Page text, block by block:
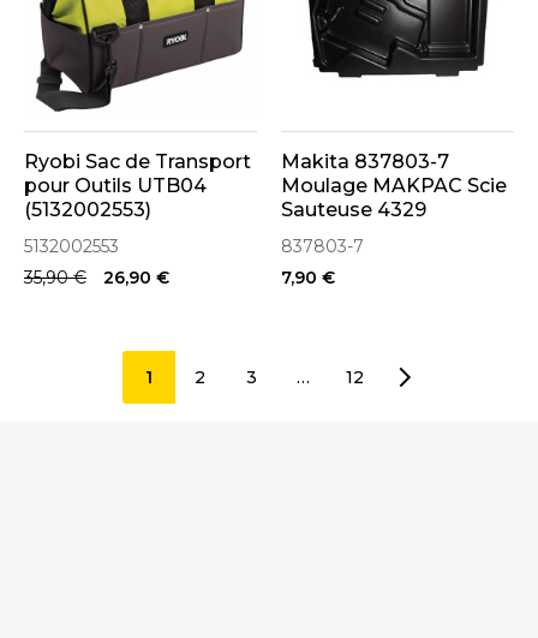
Ryobi Sac de Transport
pour Outils UTB04
(5132002553)
5132002553
35,90 €
26,90 €
Makita 837803-7
Moulage MAKPAC Scie
Sauteuse 4329
837803-7
7,90 €
1 2 3 … 12